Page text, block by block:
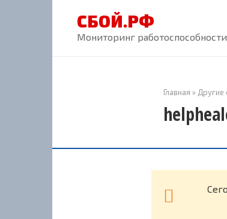
СБОЙ.РФ
Мониторинг
Главная » Другие